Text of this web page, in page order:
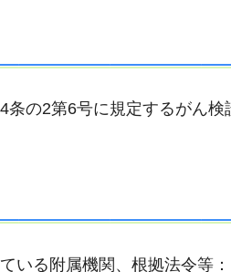
条の2第6号に規定するがん
いる附属機関、根拠法令等